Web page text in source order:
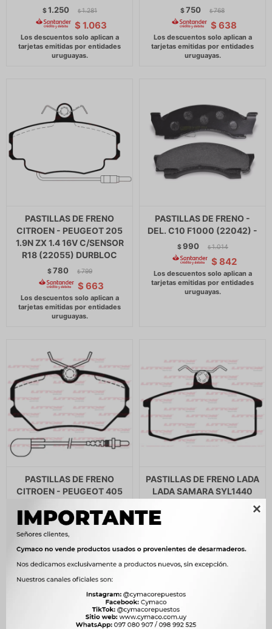

$1.250 $ 1.281
$ 1.063
$750 $ 768
$ 638
PASTILLAS DE FRENO
CITROEN - PEUGEOT 205
1.9N ZX 1.4 16V C/SENSOR
R18 (22055) DURBLOC
$780 $ 799
$ 663
PASTILLAS DE FRENO -
DEL. C10 F1000 (22042) -
$990 $ 1.014
$ 842
PASTILLAS DE FRENO
CITROEN - PEUGEOT 405
SIST.GIRLING TRW 05P293
LITTON
PASTILLAS DE FRENO LADA
LADA SAMARA SYL1440